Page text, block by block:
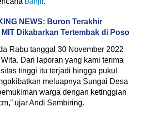
NEWS: Buron Terakhir
Dikabarkan Tertembak di Poso
Rabu tanggal 30 November 2022
Dari laporan yang kami terima
tinggi itu terjadi hingga pukul
meluapnya Sungai Desa
warga dengan ketinggian
ujar Andi Sembiring.